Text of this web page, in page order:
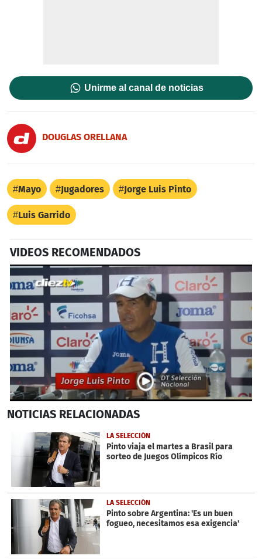
Unirme al canal de noticias
DOUGLAS ORELLANA
Mayo Jugadores Jorge Luis Pinto
Luis Garrido
VIDEOS RECOMENDADOS
seconds
minutes,
seconds
NOTICIAS RELACIONADAS
LA SELECCIÓN
Pinto viaja el martes a Brasil para
sorteo de Juegos Olímpicos Río
LA SELECCIÓN
Pinto sobre Argentina: 'Es un buen
fogueo, necesitamos esa exigencia'